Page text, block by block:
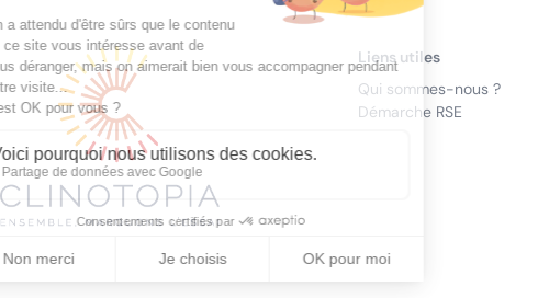
Liens utiles
Qui sommes-nous ?
Démarche RSE